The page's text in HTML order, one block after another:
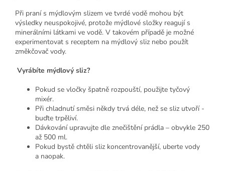
Při praní s mýdlovým slizem ve tvrdé vodě mohou být
výsledky neuspokojivé, protože mýdlové složky reagují s
minerálními látkami ve vodě. V takovém případě je možné
experimentovat s receptem na mýdlový sliz nebo použít
změkčovač vody.
Vyrábíte mýdlový sliz?
Pokud se vločky špatně rozpouští, použijte tyčový
mixér.
Při chladnutí směsi někdy trvá déle, než se sliz utvoří -
buďte trpěliví.
Dávkování upravujte dle znečištění prádla – obvykle 250
až 500 ml.
Pokud bystě chtěli sliz koncentrovanější, uberte vody
a naopak.